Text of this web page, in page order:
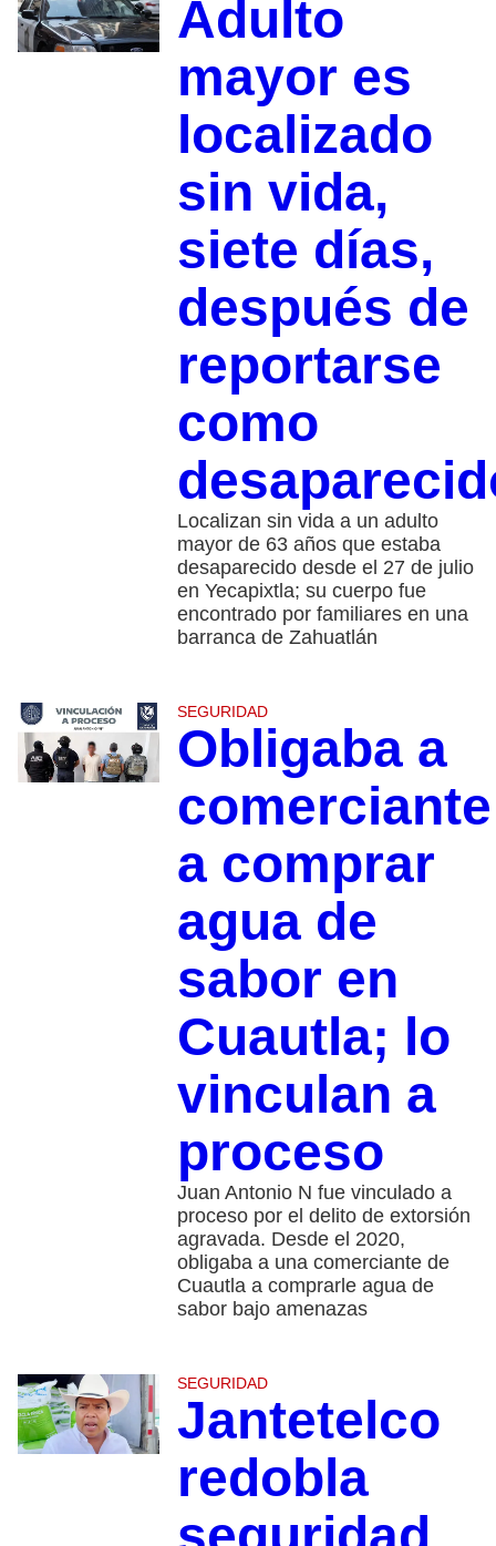
Adulto
mayor es
localizado
sin vida,
siete días,
después de
reportarse
como
Localizan sin vida a un adulto
mayor de 63 años que estaba
desaparecido desde el 27 de julio
en Yecapixtla; su cuerpo fue
encontrado por familiares en una
barranca de Zahuatlán
SEGURIDAD
Obligaba a
comerciante
a comprar
agua de
sabor en
Cuautla; lo
vinculan a
proceso
Juan Antonio N fue vinculado a
proceso por el delito de extorsión
agravada. Desde el 2020,
obligaba a una comerciante de
Cuautla a comprarle agua de
sabor bajo amenazas
SEGURIDAD
Jantetelco
redobla